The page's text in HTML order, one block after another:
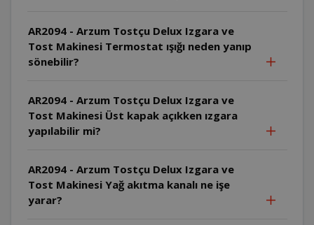
AR2094 - Arzum Tostçu Delux Izgara ve
Tost Makinesi Termostat ışığı neden yanıp
sönebilir?
AR2094 - Arzum Tostçu Delux Izgara ve
Tost Makinesi Üst kapak açıkken ızgara
yapılabilir mi?
AR2094 - Arzum Tostçu Delux Izgara ve
Tost Makinesi Yağ akıtma kanalı ne işe
yarar?